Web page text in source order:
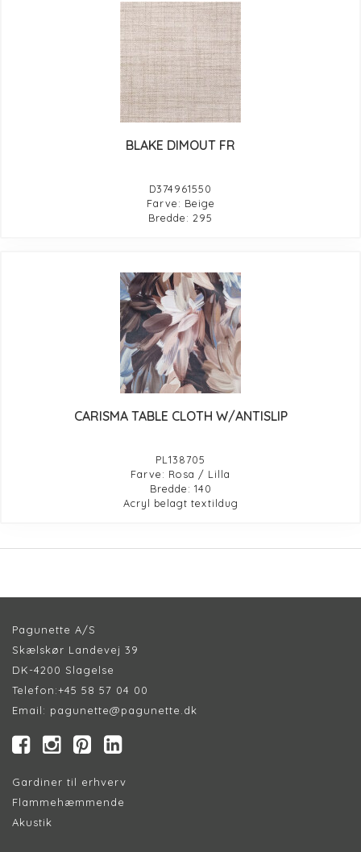
BLAKE DIMOUT FR
D374961550
Farve: Beige
Bredde: 295
CARISMA TABLE CLOTH W/ANTISLIP
PL138705
Farve: Rosa / Lilla
Bredde: 140
Acryl belagt textildug
Pagunette A/S
Skælskør Landevej 39
DK-4200 Slagelse
Telefon:+45 58 57 04 00
Email: pagunette@pagunette.dk
Gardiner til erhverv
Flammehæmmende
Akustik